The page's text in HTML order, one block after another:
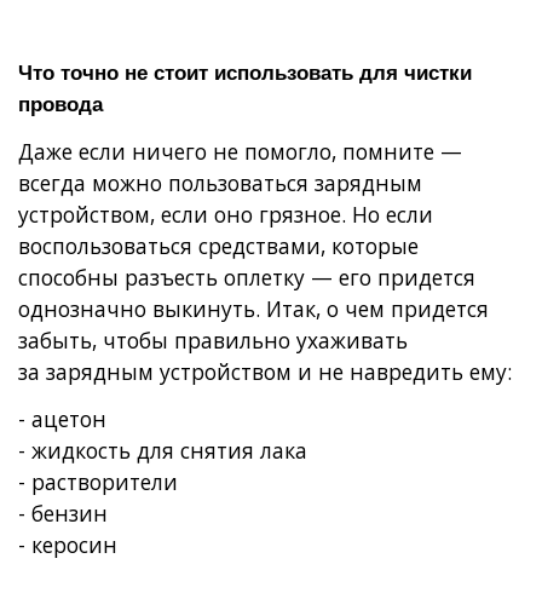
Что точно не стоит использовать для чистки
провода
Даже если ничего не помогло, помните —
всегда можно пользоваться зарядным
устройством, если оно грязное. Но если
воспользоваться средствами, которые
способны разъесть оплетку — его придется
однозначно выкинуть. Итак, о чем придется
забыть, чтобы правильно ухаживать
за зарядным устройством и не навредить ему:
- ацетон
- жидкость для снятия лака
- растворители
- бензин
- керосин